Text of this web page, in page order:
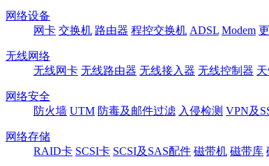
网络设备
网卡 交换机 路由器 程控交换机 ADSL Modem
无线网络
无线网卡 无线路由器 无线接入器 无线控制器
网络安全
防火墙 UTM 防毒及邮件过滤 入侵检测 VPN及
网络存储
RAID卡 SCSI卡 SCSI及SAS配件 磁带机 磁带库